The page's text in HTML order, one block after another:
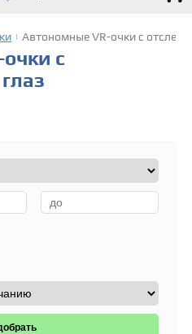
Автономные VR-очки с
с